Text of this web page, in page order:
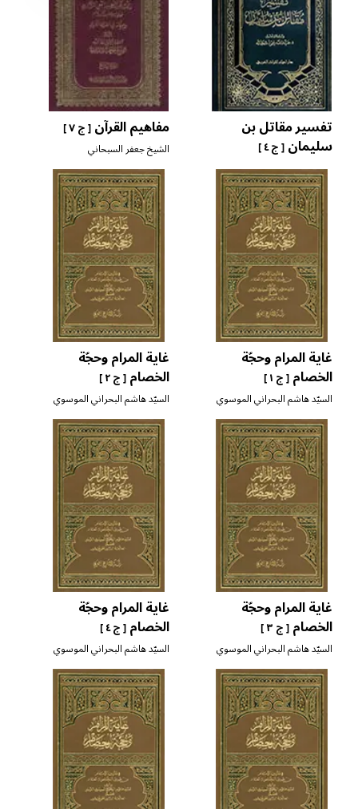
تفسير مقاتل بن
سليمان[ ج ٤ ]
مفاهيم القرآن[ ج ٧ ]
الشيخ جعفر السبحاني
غاية المرام وحجّة
الخصام[ ج ١ ]
السيّد هاشم البحراني الموسوي
غاية المرام وحجّة
الخصام[ ج ٢ ]
السيّد هاشم البحراني الموسوي
غاية المرام وحجّة
الخصام[ ج ٣ ]
السيّد هاشم البحراني الموسوي
غاية المرام وحجّة
الخصام[ ج ٤ ]
السيّد هاشم البحراني الموسوي